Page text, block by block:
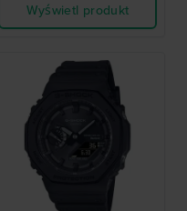
Wyświetl produkt